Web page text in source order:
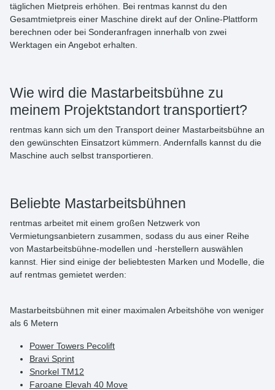
täglichen Mietpreis erhöhen. Bei rentmas kannst du den
Gesamtmietpreis einer Maschine direkt auf der Online-Plattform
berechnen oder bei Sonderanfragen innerhalb von zwei
Werktagen ein Angebot erhalten.
Wie wird die Mastarbeitsbühne zu
meinem Projektstandort transportiert?
rentmas kann sich um den Transport deiner Mastarbeitsbühne an
den gewünschten Einsatzort kümmern. Andernfalls kannst du die
Maschine auch selbst transportieren.
Beliebte Mastarbeitsbühnen
rentmas arbeitet mit einem großen Netzwerk von
Vermietungsanbietern zusammen, sodass du aus einer Reihe
von Mastarbeitsbühne-modellen und -herstellern auswählen
kannst. Hier sind einige der beliebtesten Marken und Modelle, die
auf rentmas gemietet werden:
Mastarbeitsbühnen mit einer maximalen Arbeitshöhe von weniger
als 6 Metern
Power Towers Pecolift
Bravi Sprint
Snorkel TM12
Faroane Elevah 40 Move